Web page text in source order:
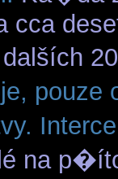
cca
dalších
na